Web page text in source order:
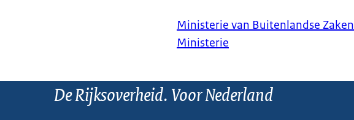
Ministerie van Buitenlandse Zaken
Ministerie
De Rijksoverheid. Voor Nederland